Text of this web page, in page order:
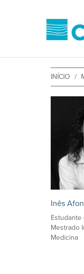
INÍCIO
Inês
Estudante
Mestrado
Medicina